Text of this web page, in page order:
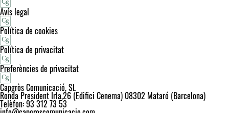
Avís legal
Política de cookies
Política de privacitat
Preferències de privacitat
Capgròs Comunicació, SL
Ronda President Irla,26 (Edifici Cenema) 08302 Mataró (Barcelona)
Telèfon: 93 312 73 53